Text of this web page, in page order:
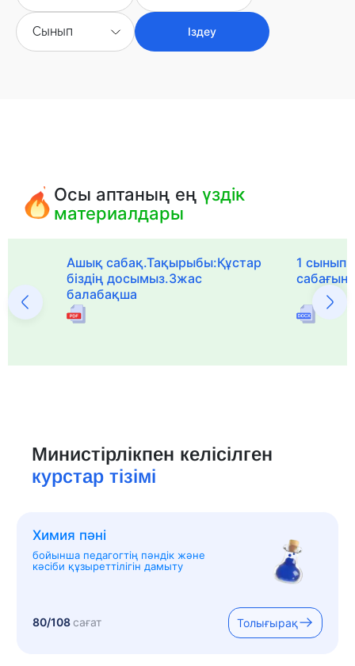
Сынып Іздеу
Осы аптаның еңүздік
материалдары
Ашық сабақ.Тақырыбы:Құстар
біздің досымыз.3жас
балабақша
1
Министірлікпен келісілген
курстар тізімі
Химия пәні
бойынша педагогтің пәндік және
кәсіби құзыреттілігін дамыту
80/108сағат Толығырақ